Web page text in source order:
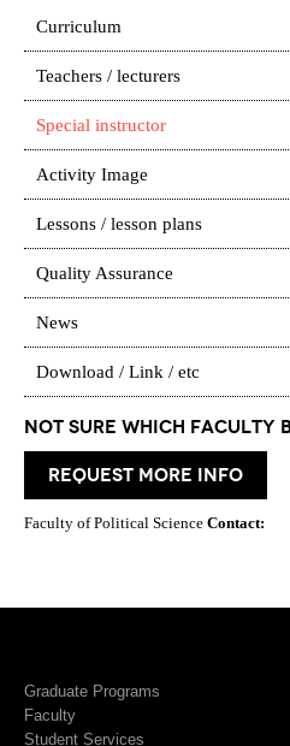
Curriculum
Teachers / lecturers
Special instructor
Activity Image
Lessons / lesson plans
Quality Assurance
News
Download / Link / etc
Not Sure which Faculty
request more info
Faculty of Political Science Contact:
Graduate Programs
Faculty
Student Services